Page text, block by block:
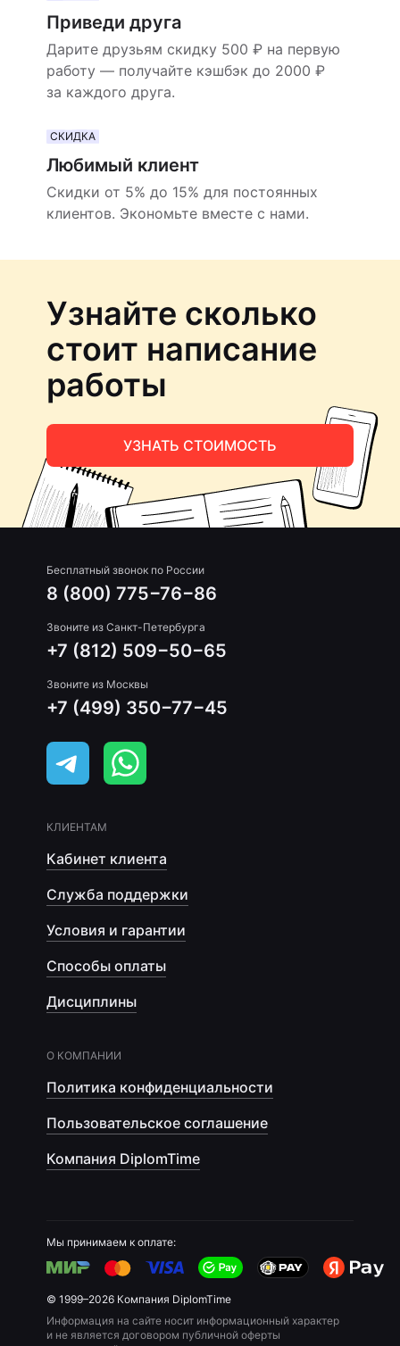
Приведи друга
Дарите друзьям скидку 500 ₽ на первую
работу — получайте кэшбэк до 2000 ₽
за каждого друга.
СКИДКА
Любимый клиент
Скидки от 5% до 15% для постоянных
клиентов. Экономьте вместе с нами.
Узнайте сколько
стоит написание
работы
УЗНАТЬ СТОИМОСТЬ
Бесплатный звонок по России
8 (800) 775−76−86
Звоните из Санкт-Петербурга
+7 (812) 509−50−65
Звоните из Москвы
+7 (499) 350−77−45
КЛИЕНТАМ
Кабинет клиента
Служба поддержки
Условия и гарантии
Способы оплаты
Дисциплины
О КОМПАНИИ
Политика конфиденциальности
Пользовательское соглашение
Компания DiplomTime
Мы принимаем к оплате:
© 1999–2026 Компания DiplomTime
Информация на сайте носит информационный характер
и не является договором публичной оферты